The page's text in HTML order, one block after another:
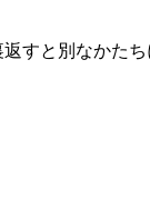
すと別なかたち